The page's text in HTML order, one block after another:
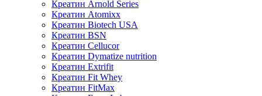
Креатин Arnold Series
Креатин Atomixx
Креатин Biotech USA
Креатин BSN
Креатин Cellucor
Креатин Dymatize nutrition
Креатин Extrifit
Креатин Fit Whey
Креатин FitMax